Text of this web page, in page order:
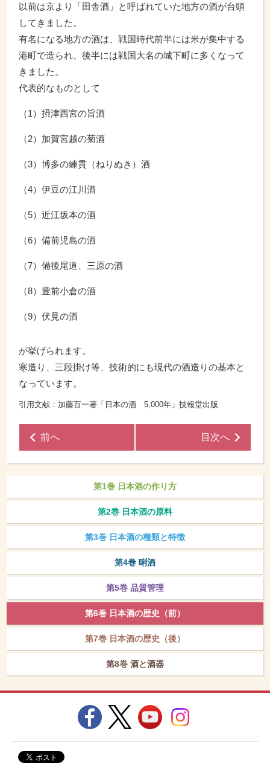
以前は京より「田舎酒」と呼ばれていた地方の酒が台頭
してきました。
有名になる地方の酒は、戦国時代前半には米が集中する
港町で造られ、後半には戦国大名の城下町に多くなって
きました。
代表的なものとして
（1）摂津西宮の旨酒
（2）加賀宮越の菊酒
（3）博多の練貫（ねりぬき）酒
（4）伊豆の江川酒
（5）近江坂本の酒
（6）備前児島の酒
（7）備後尾道、三原の酒
（8）豊前小倉の酒
（9）伏見の酒
が挙げられます。
寒造り、三段掛け等、技術的にも現代の酒造りの基本と
なっています。
引用文献：加藤百一著「日本の酒 5,000年」技報堂出版
前へ 目次へ
第1巻 日本酒の作り方
第2巻 日本酒の原料
第3巻 日本酒の種類と特徴
第4巻 唎酒
第5巻 品質管理
第6巻 日本酒の歴史（前）
第7巻 日本酒の歴史（後）
第8巻 酒と酒器